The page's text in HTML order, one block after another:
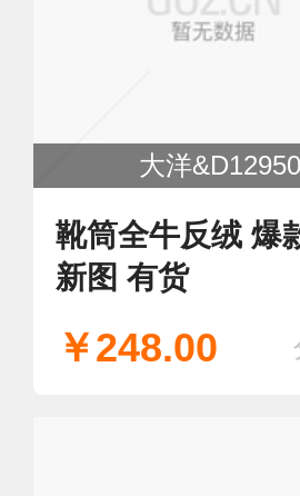
大洋&D12950
靴筒全牛反绒 爆
新图 有货
￥248.00